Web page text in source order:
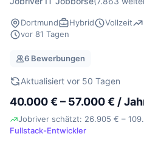
Dortmund Hybrid Vollzeit
vor 81 Tagen
6 Bewerbungen
Aktualisiert vor 50 Tagen
40.000 € – 57.000 € /
Jobriver schätzt: 26.905 € –
Fullstack-Entwickler